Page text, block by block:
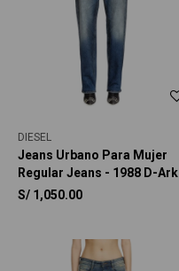
DIESEL
Jeans Urbano Para Mujer
Regular Jeans - 1988 D-Ark
S/ 1,050.00